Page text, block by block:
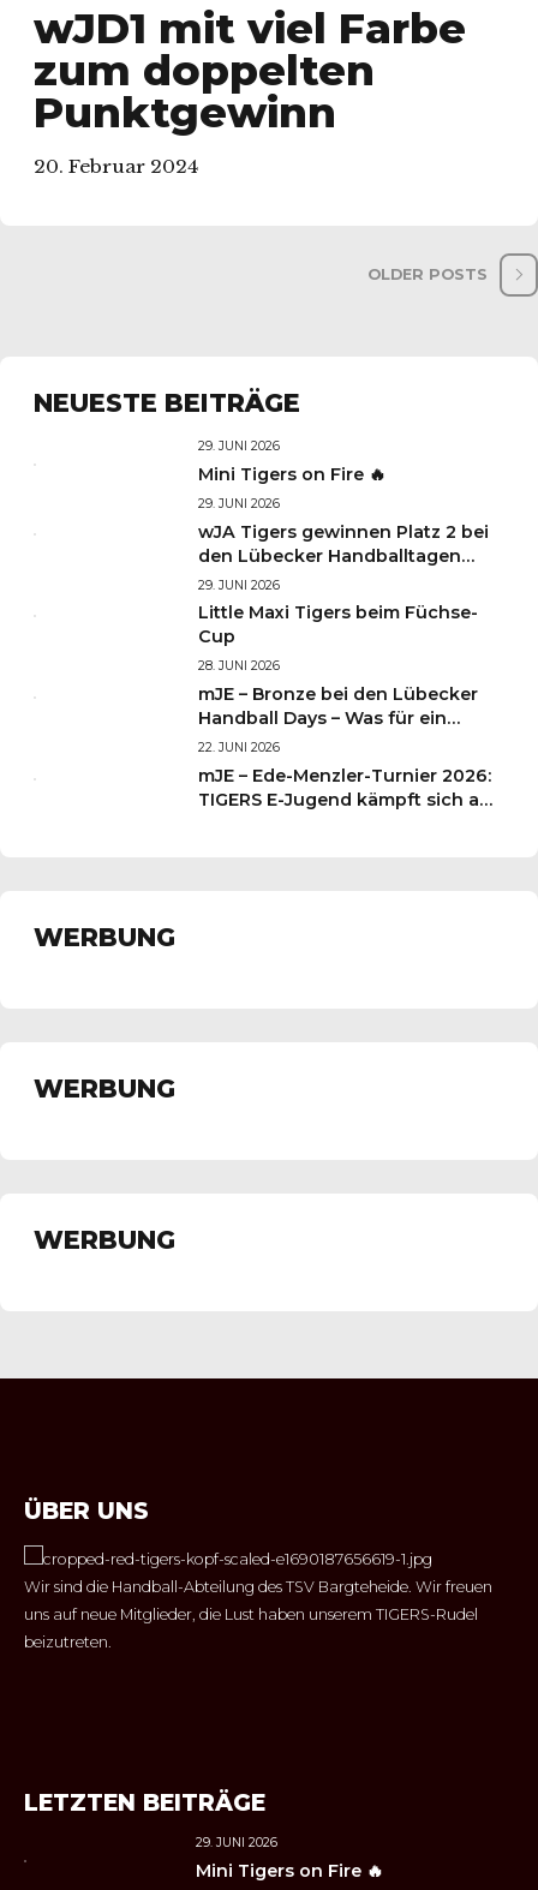
wJD1 mit viel Farbe
zum doppelten
Punktgewinn
20. Februar 2024
OLDER POSTS
NEUESTE BEITRÄGE
29. JUNI 2026
Mini Tigers on Fire 🔥
29. JUNI 2026
wJA Tigers gewinnen Platz 2 bei
den Lübecker Handballtagen
2026
29. JUNI 2026
Little Maxi Tigers beim Füchse-
Cup
28. JUNI 2026
mJE – Bronze bei den Lübecker
Handball Days – Was für ein
Wochenende für unsere kleinen
TIGERS
22. JUNI 2026
mJE – Ede-Menzler-Turnier 2026:
TIGERS E-Jugend kämpft sich auf
WERBUNG
WERBUNG
WERBUNG
ÜBER UNS
Wir sind die Handball-Abteilung des TSV Bargteheide. Wir freuen
uns auf neue Mitglieder, die Lust haben unserem TIGERS-Rudel
beizutreten.
LETZTEN BEITRÄGE
29. JUNI 2026
Mini Tigers on Fire 🔥